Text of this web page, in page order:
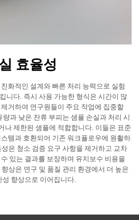
효율성
화적인 설계와 빠른 처리 능력으로 실험
니다. 즉시 사용 가능한 형식은 시간이 많
거하여 연구원들이 주요 작업에 집중할
과 낮은 잔류 부피는 샘플 손실과 처리 시
나 제한된 샘플에 적합합니다. 이들은 표준
템과 호환되어 기존 워크플로우에 원활하
은 청소 검증 요구 사항을 제거하고 교차
있는 결과를 보장하며 유지보수 비용을
상은 연구 및 품질 관리 환경에서 더 높은
성 향상으로 이어집니다.